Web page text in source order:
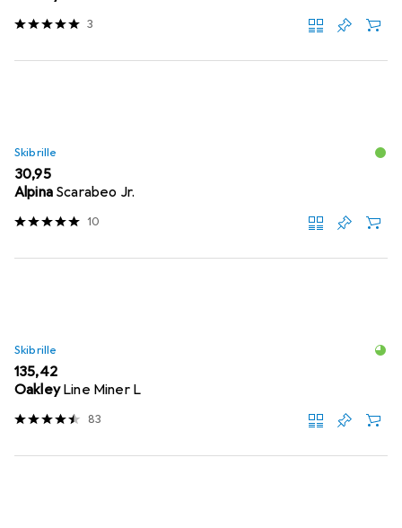
3
Skibrille
EUR
30,95
Alpina Scarabeo Jr.
10
Skibrille
EUR
135,42
Oakley Line Miner L
83